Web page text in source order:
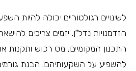
לשינויים רגולטוריים יכולה להיות
הזדמנויות נדל"ן. יזמים צריכים
התכנון המקומיים, מס רכוש ותקנות
להשפיע על השקעותיהם. הבנת